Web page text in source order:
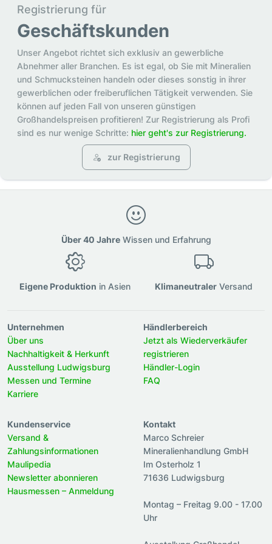
Registrierung für
Geschäftskunden
Unser Angebot richtet sich exklusiv an gewerbliche
Abnehmer aller Branchen. Es ist egal, ob Sie mit Mineralien
und Schmucksteinen handeln oder dieses sonstig in ihrer
gewerblichen oder freiberuflichen Tätigkeit verwenden. Sie
können auf jeden Fall von unseren günstigen
Großhandelspreisen profitieren! Zur Registrierung als Profi
sind es nur wenige Schritte: hier geht's zur Registrierung.
zur Registrierung
Über 40 JahreWissen und Erfahrung
Eigene Produktion in Asien Klimaneutraler Versand
Unternehmen
Über uns
Nachhaltigkeit & Herkunft
Ausstellung Ludwigsburg
Messen und Termine
Karriere
Händlerbereich
Jetzt als Wiederverkäufer
registrieren
Händler-Login
FAQ
Kundenservice
Versand &
Zahlungsinformationen
Maulipedia
Newsletter abonnieren
Hausmessen – Anmeldung
Kontakt
Marco Schreier
Mineralienhandlung GmbH
Im Osterholz 1
71636 Ludwigsburg
Montag – Freitag 9.00 - 17.00
Uhr